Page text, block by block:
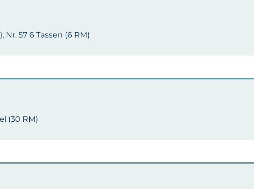
Nr. 57 6 Tassen (6 RM)
(30 RM)